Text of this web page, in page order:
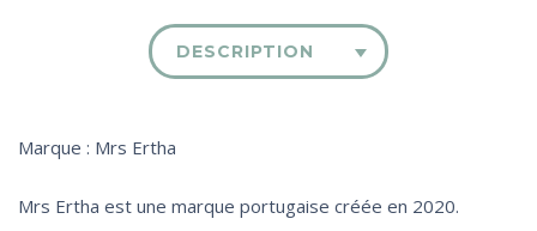
DESCRIPTION
‌Marque : Mrs Ertha
Mrs Ertha est une marque portugaise créée en 2020.